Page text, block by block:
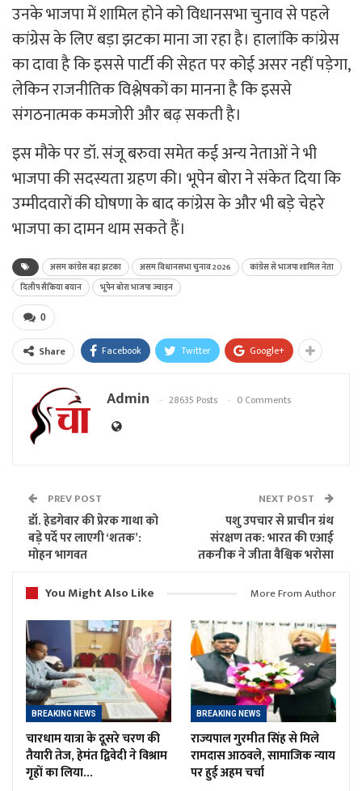
उनके भाजपा में शामिल होने को विधानसभा चुनाव से पहले
कांग्रेस के लिए बड़ा झटका माना जा रहा है। हालांकि कांग्रेस
का दावा है कि इससे पार्टी की सेहत पर कोई असर नहीं पड़ेगा,
लेकिन राजनीतिक विश्लेषकों का मानना है कि इससे
संगठनात्मक कमजोरी और बढ़ सकती है।
इस मौके पर डॉ. संजू बरुवा समेत कई अन्य नेताओं ने भी
भाजपा की सदस्यता ग्रहण की। भूपेन बोरा ने संकेत दिया कि
उम्मीदवारों की घोषणा के बाद कांग्रेस के और भी बड़े चेहरे
भाजपा का दामन थाम सकते हैं।
असम कांग्रेस बड़ा झटका असम विधानसभा चुनाव 2026
कांग्रेस से भाजपा शामिल नेता
दिलीप सैकिया बयान
भूपेन बोरा भाजपा ज्वाइन
0
Share Facebook Twitter Google+
Admin 28635 Posts 0 Comments
PREV POST
डॉ. हेडगेवार की प्रेरक गाथा को
बड़े पर्दे पर लाएगी ‘शतक’:
मोहन भागवत
NEXT POST
पशु उपचार से प्राचीन ग्रंथ
संरक्षण तक: भारत की एआई
तकनीक ने जीता वैश्विक भरोसा
You Might Also Like
More From Author
BREAKING NEWS
चारधाम यात्रा के दूसरे चरण की
तैयारी तेज, हेमंत द्विवेदी ने विश्राम
गृहों का लिया…
BREAKING NEWS
राज्यपाल गुरमीत सिंह से मिले
रामदास आठवले, सामाजिक न्याय
पर हुई अहम चर्चा